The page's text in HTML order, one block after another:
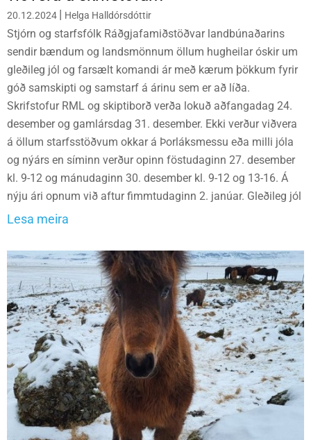
20.12.2024 | Helga Halldórsdóttir
Stjórn og starfsfólk Ráðgjafamiðstöðvar landbúnaðarins
sendir bændum og landsmönnum öllum hugheilar óskir um
gleðileg jól og farsælt komandi ár með kærum þökkum fyrir
góð samskipti og samstarf á árinu sem er að líða.
Skrifstofur RML og skiptiborð verða lokuð aðfangadag 24.
desember og gamlársdag 31. desember. Ekki verður viðvera
á öllum starfsstöðvum okkar á Þorláksmessu eða milli jóla
og nýárs en síminn verður opinn föstudaginn 27. desember
kl. 9-12 og mánudaginn 30. desember kl. 9-12 og 13-16. Á
nýju ári opnum við aftur fimmtudaginn 2. janúar. Gleðileg jól
Lesa meira